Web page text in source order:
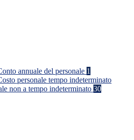
annuale del personale 1
personale tempo indeterminato
non a tempo indeterminato 30